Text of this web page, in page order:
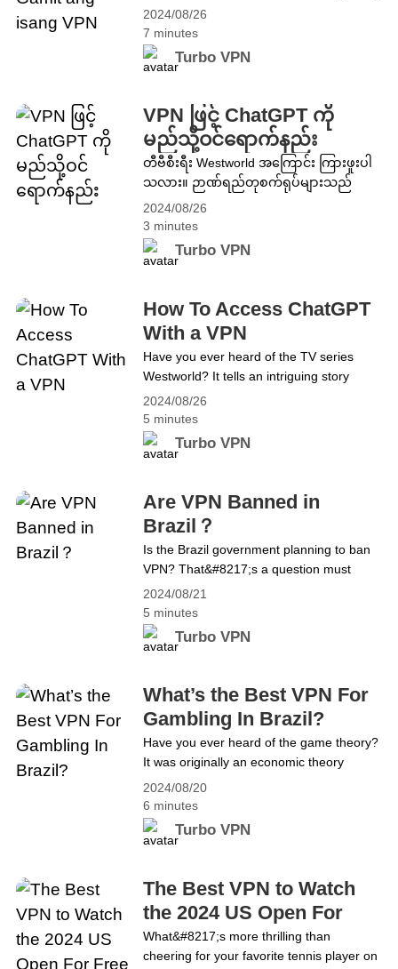
2024/08/26
7 minutes
Turbo VPN
nakakaintriga na kuwento tungkol sa kung
paano sinasakop ng mga robot ng
artificial intelligence ang planeta. Napaisip
ako kung aling antas ang may epekto sa
development. Walang duda na ang AI ay
nagdulot ng&hellip; Continue reading
Paano I-access ang ChatGPT Gamit ang
isang VPN
2024/08/26
3 minutes
Turbo VPN
VPN ဖြင့် ChatGPT ကို
မည်သို့ဝင်ရောက်နည်း
တီဗီစီးရီး Westworld အကြောင်း ကြားဖူးပါ
သလား။ ဉာဏ်ရည်တုစက်ရုပ်များသည်
ကမ္ဘာဂြိုဟ်ကို သိမ်းပိုက်နိုင်ပုံအကြောင်း
ရင်သပ်ရှုမောဖွယ် ဇာတ်လမ်းတစ်ပုဒ်ကို
ပြောပြသည်။ AI ဖွံ့ဖြိုးတိုးတက်မှုက ကျွန်ုပ်
တို့၏နေ့စဉ်ဘဝအပေါ် သက်ရောက်မှုရှိသည့်
ပါသည်။ AI သည် ကျွန်ုပ်တို့၏အလုပ်
နယ်ပယ်နှင့် ကျွန်ုပ်တို့၏ဘဝ၏အခြား
ရှုထောင့်များအတွက် ကြီးမားသော
အဆင်ပြေမှုကို ယူဆောင်လာကြောင်း
သံသယဖြစ်စရာမလိုပါ။ သို့သော်လည်း နည်း
ပညာတိုးတက်မှုကို ခံစားနိုင်ရန် နည်းလမ်းရှာ
ရန် ရုန်းကန်နေရဆဲ အများအပြားရှိသေး
သည်။ အောက်ဖော်ပြပါတွင် အခမဲ့ VPN ဖြင့်
ဒစ်ဂျစ်တယ်ခေတ်တွင် အကျော်ကြားဆုံး
ကို ဝင်ရောက်နည်းကို သင့်အား မိတ်ဆက်ပေး
ပါမည်။ ChatGPT သို့ဝင်ရောက်ရန်
TurboVPN ကို သင်အသုံးပြုနိုင်ပါသလား။
Virtual Private Network ၏ အတိုကောက်
ဖြစ်သော VPN သည် အချို့သော ဝဘ်ဆိုဒ်
များ&hellip; Continue reading VPN ဖြင့်
ChatGPT ကိုမည်သို့ဝင်ရောက်နည်း
2024/08/26
5 minutes
Turbo VPN
How To Access ChatGPT
With a VPN
Have you ever heard of the TV series
Westworld? It tells an intriguing story
about how artificial intelligence robots take
over the planet. It got me thinking about
which level have AI development impacts
our daily lives. There&#8217;s no doubt
our work field and other aspects of
our&hellip; Continue reading How To
Access ChatGPT With a VPN
2024/08/21
5 minutes
Turbo VPN
Are VPN Banned in
Brazil？
Is the Brazil government planning to ban
VPN? That&#8217;s a question must
asked and answer if you have been
through recent events. On August 20th, X,
the popular social media platform,
announced its decision to close their office
are not available in the App Store. Could
this&hellip; Continue reading Are VPN
Banned in Brazil？
2024/08/20
6 minutes
Turbo VPN
What’s the Best VPN For
Gambling In Brazil?
Have you ever heard of the game theory?
It was originally an economic theory
proposed by the founding father of
modern computer science, von Neumann.
Game theory considers the predicted and
actual behavior of individuals in a game
Behavior that is competitive or adversarial
in nature is called gaming
behavior.&hellip; Continue reading
What&#8217;s the Best VPN For
Gambling In Brazil?
The Best VPN to Watch
the 2024 US Open For
Free
What&#8217;s more thrilling than
cheering for your favorite tennis player on